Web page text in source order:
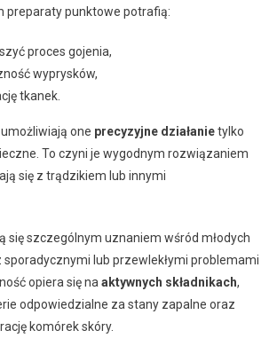
preparaty punktowe potrafią:
proces gojenia,
wyprysków,
tkanek.
umożliwiają one precyzyjne działanietylko
To czyni je wygodnym rozwiązaniem
się z trądzikiem lub innymi
się szczególnym uznaniem wśród młodych
sporadycznymi lub przewlekłymi problemami
opiera się na aktywnych składnikach,
odpowiedzialne za stany zapalne oraz
komórek skóry.